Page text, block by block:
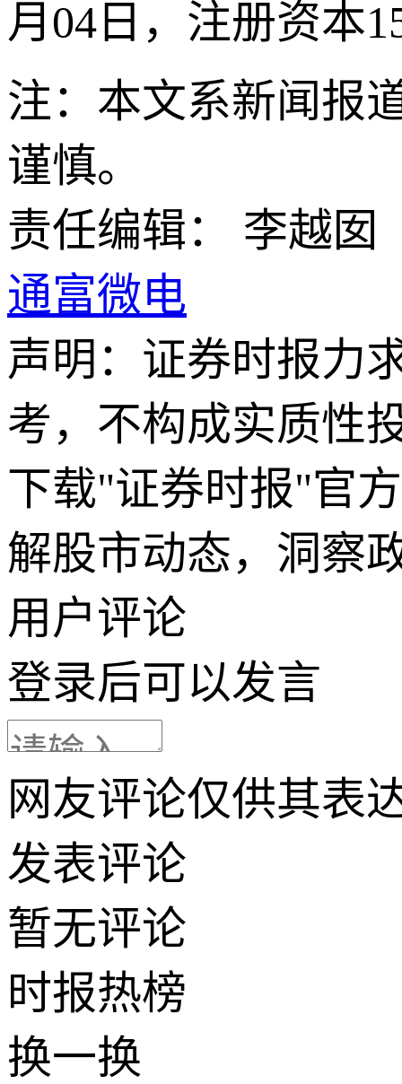
月04日，注册资本
注：本文系新闻报
谨慎。
责任编辑： 李越囡
通富微电
声明：证券时报力
考，不构成实质性
下载"证券时报"官
解股市动态，洞察
用户评论
登录后可以发言
网友评论仅供其表
发表评论
暂无评论
时报热榜
换一换